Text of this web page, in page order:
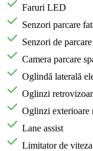
Faruri LED
Senzori parcare
Senzori de
Camera parcare
Oglindă laterală
Oglinzi
Oglinzi exterioare
Lane assist
Limitator de viteza